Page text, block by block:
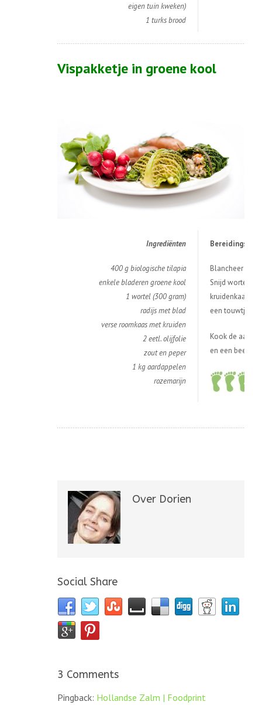
eigen tuin kweken)
1 turks brood
Vispakketje in groene kool
Ingrediënten
400 g biologische tilapia
enkele bladeren groene kool
1 wortel (300 gram)
radijs met blad
verse roomkaas met kruiden
2 eetl. olijfolie
zout en peper
1 kg aardappelen
rozemarijn
Blancheer de
Snijd wortel,
kruidenkaas.
een touwtje
Kook de
en een beetje
Over Dorien
Social Share
3 Comments
Pingback: Hollandse Zalm | Foodprint